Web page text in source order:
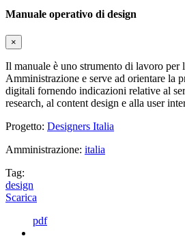
Manuale operativo di design
×
Il manuale è uno strumento di lavoro per
Amministrazione e serve ad orientare la
digitali fornendo indicazioni relative al
research, al content design e alla user
Progetto: Designers Italia
Amministrazione: italia
Tag:
design
Scarica
pdf